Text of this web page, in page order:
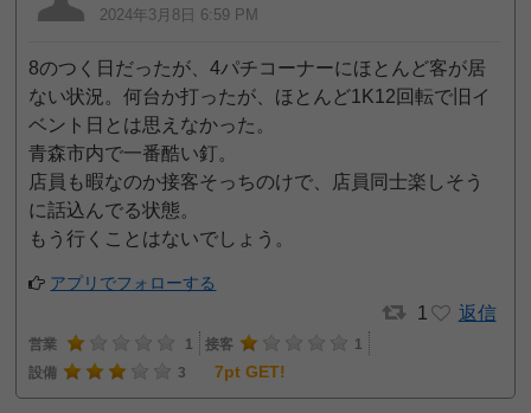
2024年3月8日 6:59 PM
8のつく日だったが、4パチコーナーにほとんど客が居
ない状況。何台か打ったが、ほとんど1K12回転で旧イ
ベント日とは思えなかった。
青森市内で一番酷い釘。
店員も暇なのか接客そっちのけで、店員同士楽しそう
に話込んでる状態。
もう行くことはないでしょう。
アプリでフォローする
1 返信
営業 1 接客
1
設備
3 7pt GET!